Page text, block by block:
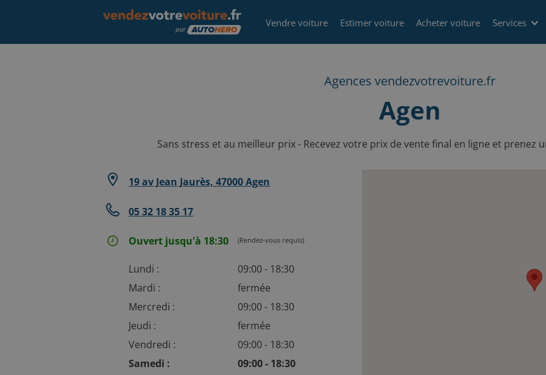
Vendre voiture Estimer voiture Acheter voiture Services
Agences vendezvotrevoiture.fr
Agen
Sans stress et au meilleur prix - Recevez votre prix de vente final en ligne et prenez
19 av Jean Jaurès, 47000 Agen
05 32 18 35 17
Ouvert jusqu'à 18:30 (Rendez-vous requis)
Lundi :
09:00 - 18:30
Mardi :
fermée
Mercredi :
09:00 - 18:30
Jeudi :
fermée
Vendredi :
09:00 - 18:30
Samedi :
09:00 - 18:30